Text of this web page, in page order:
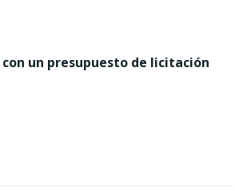
un presupuesto de licitación